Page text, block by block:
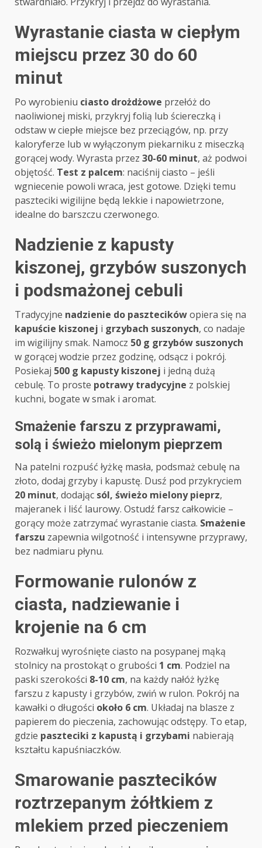
Wyrastanie ciasta w ciepłym
miejscu przez 30 do 60
minut
Po wyrobieniu ciasto drożdżowe przełóż do
naoliwionej miski, przykryj folią lub ściereczką i
odstaw w ciepłe miejsce bez przeciągów, np. przy
kaloryferze lub w wyłączonym piekarniku z miseczką
gorącej wody. Wyrasta przez 30-60 minut, aż podwoi
objętość. Test z palcem: naciśnij ciasto – jeśli
wgniecenie powoli wraca, jest gotowe. Dzięki temu
paszteciki wigilijne będą lekkie i napowietrzone,
idealne do barszczu czerwonego.
Nadzienie z kapusty
kiszonej, grzybów suszonych
i podsmażonej cebuli
Tradycyjne nadzienie do pasztecikówopiera się na
kapuście kiszonej i grzybach suszonych, co nadaje
im wigilijny smak. Namocz 50 g grzybów suszonych
w gorącej wodzie przez godzinę, odsącz i pokrój.
Posiekaj 500 g kapusty kiszonej i jedną dużą
cebulę. To proste potrawy tradycyjne z polskiej
kuchni, bogate w smak i aromat.
Smażenie farszu z przyprawami,
solą i świeżo mielonym pieprzem
Na patelni rozpuść łyżkę masła, podsmaż cebulę na
złoto, dodaj grzyby i kapustę. Dusź pod przykryciem
20 minut, dodając sól, świeżo mielony pieprz,
majeranek i liść laurowy. Ostudź farsz całkowicie –
gorący może zatrzymać wyrastanie ciasta. Smażenie
farszu zapewnia wilgotność i intensywne przyprawy,
bez nadmiaru płynu.
Formowanie rulonów z
ciasta, nadziewanie i
krojenie na 6 cm
Rozwałkuj wyrośnięte ciasto na posypanej mąką
stolnicy na prostokąt o grubości 1 cm. Podziel na
paski szerokości 8-10 cm, na każdy nałóż łyżkę
farszu z kapusty i grzybów, zwiń w rulon. Pokrój na
kawałki o długości około 6 cm. Układaj na blasze z
papierem do pieczenia, zachowując odstępy. To etap,
gdzie paszteciki z kapustą i grzybami nabierają
kształtu kapuśniaczków.
Smarowanie pasztecików
roztrzepanym żółtkiem z
mlekiem przed pieczeniem